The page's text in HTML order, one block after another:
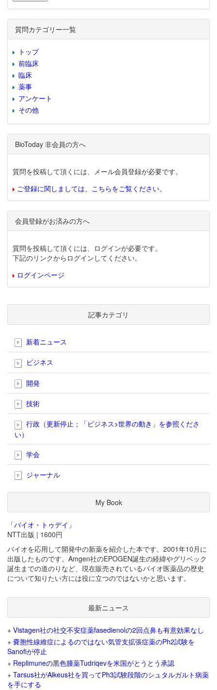
質問カテゴリー一覧
トップ
前臨床
臨床
薬事
アンケート
その他
BioToday 非会員の方へ
質問を投稿して頂くには、メール会員登録が必要です。
ご登録に関しましては、こちらをご覧ください。
会員登録がお済みの方へ
質問を投稿して頂くには、ログインが必要です。
下記のリンクからログインしてください。
ログインページ
記事カテゴリ
新着ニュース
ビジネス
開発
技術
行政（更新停止；「ビジネス>世界の動き」を参照くださ
い）
学会
ジャーナル
My Book
「バイオ・トゥデイ」
NTT出版 | 1600円
バイオを応用して開発中の新薬を紹介した本です。2001年10月に
出版したものです。Amgen社のEPOGEN誕生の経緯やグリベック
誕生までの道のりなど、現在販売されているバイオ医薬品の歴史
について知りたい方には役に立つのではないかと思います。
最新ニュース
+ Vistagen社の社交不安症薬fasedienolの2回点鼻も有意効果なし
+ 嚢胞性線維症によるのではない気管支拡張症薬のPh2試験を
Sanofiが停止
+ Replimuneの黒色腫薬Tudriqevを米国がとうとう承認
+ Tarsus社がAlkeus社を買ってPh3試験段階のシュタルガルト病薬
を手にする